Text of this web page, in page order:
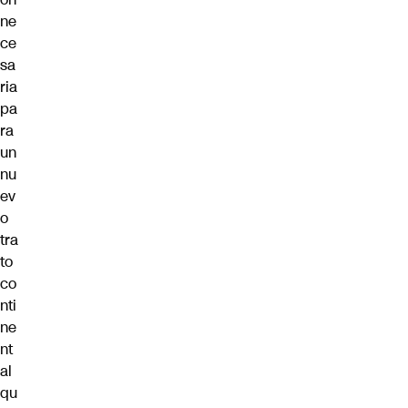
ne
ce
sa
ria
pa
ra
un
nu
ev
o
tra
to
co
nti
ne
nt
al
qu